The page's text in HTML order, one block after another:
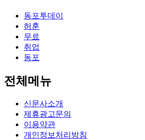
동포투데이
허훈
무료
취업
동포
전체메뉴
신문사소개
제휴광고문의
이용약관
개인정보처리방침